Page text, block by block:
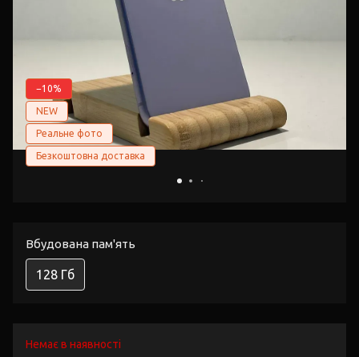
−10%
NEW
Реальне фото
Безкоштовна доставка
Вбудована пам'ять
128 Гб
Немає в наявності